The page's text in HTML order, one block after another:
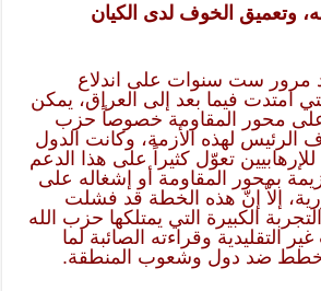
وتعميق الخوف لدى الكيان
مرور ست سنوات على اندلاع
امتدت فيما بعد إلى العراق، يمكن
على محور المقاومة خصوصاً حزب
الرئيس لهذه الأزمة، وكانت الدول
تعوّل كثيراً على هذا الدعم
بمحور المقاومة أو إشغاله على
إلاّ إنّ هذه الخطة قد فشلت
الكبيرة التي يمتلكها حزب الله
وقراءته الصائبة لما
خطط ضد دول وشعوب المنطقة.